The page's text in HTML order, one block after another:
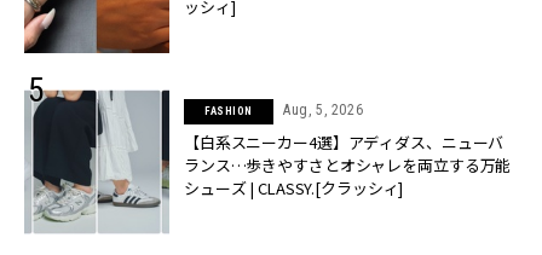
ッシィ]
FASHION Aug, 5, 2026
【白系スニーカー4選】アディダス、ニューバ
ランス…歩きやすさとオシャレを両立する万能
シューズ | CLASSY.[クラッシィ]